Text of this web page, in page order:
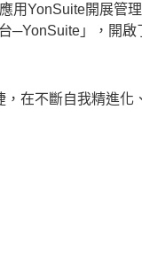
用YonSuite開展管
─YonSuite」，開啟
在不斷自我精進